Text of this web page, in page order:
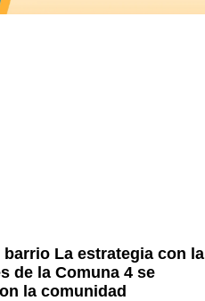
barrio La estrategia con la
de la Comuna 4 se
la comunidad